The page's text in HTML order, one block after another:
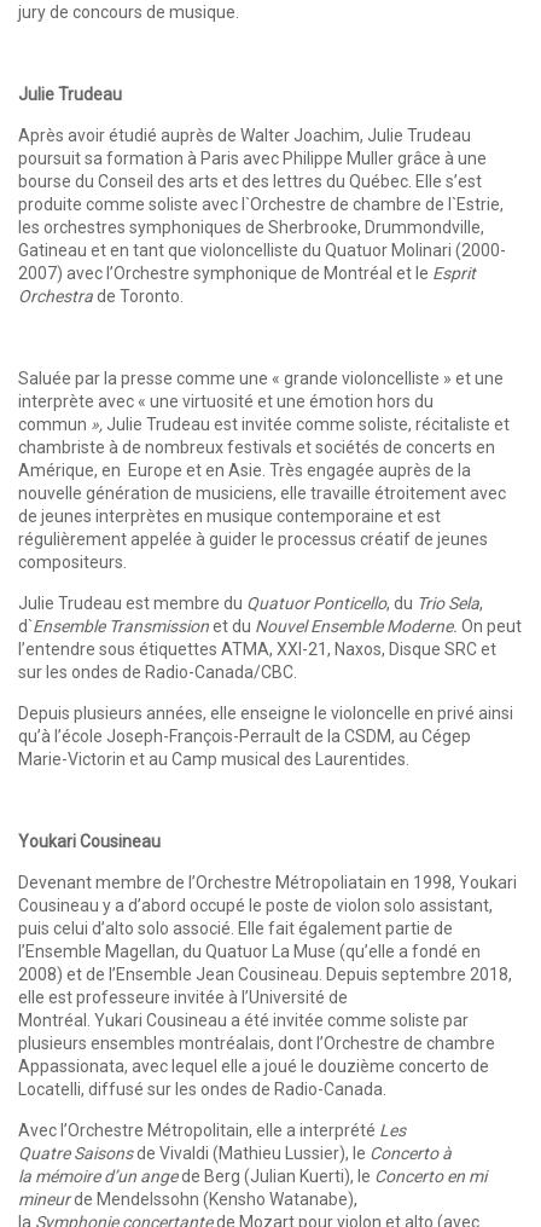
jury de concours de musique.
Julie Trudeau
Après avoir étudié auprès de Walter Joachim, Julie Trudeau
poursuit sa formation à Paris avec Philippe Muller grâce à une
bourse du Conseil des arts et des lettres du Québec. Elle s’est
produite comme soliste avec l`Orchestre de chambre de l`Estrie,
les orchestres symphoniques de Sherbrooke, Drummondville,
Gatineau et en tant que violoncelliste du Quatuor Molinari (2000-
2007) avec l’Orchestre symphonique de Montréal et le Esprit
Orchestrade Toronto.
Saluée par la presse comme une « grande violoncelliste » et une
interprète avec « une virtuosité et une émotion hors du
commun »,Julie Trudeau est invitée comme soliste, récitaliste et
chambriste à de nombreux festivals et sociétés de concerts en
Amérique, en Europe et en Asie. Très engagée auprès de la
nouvelle génération de musiciens, elle travaille étroitement avec
de jeunes interprètes en musique contemporaine et est
régulièrement appelée à guider le processus créatif de jeunes
compositeurs.
Julie Trudeau est membre du Quatuor Ponticello, du Trio Sela,
d`Ensemble Transmissionet du Nouvel Ensemble Moderne. On peut
l’entendre sous étiquettes ATMA, XXI-21, Naxos, Disque SRC et
sur les ondes de Radio-Canada/CBC.
Depuis plusieurs années, elle enseigne le violoncelle en privé ainsi
qu’à l’école Joseph-François-Perrault de la CSDM, au Cégep
Marie-Victorin et au Camp musical des Laurentides.
Youkari Cousineau
Devenant membre de l’Orchestre Métropoliatain en 1998, Youkari
Cousineau y a d’abord occupé le poste de violon solo assistant,
puis celui d’alto solo associé. Elle fait également partie de
l’Ensemble Magellan, du Quatuor La Muse (qu’elle a fondé en
2008) et de l’Ensemble Jean Cousineau. Depuis septembre 2018,
elle est professeure invitée à l’Université de
Montréal. Yukari Cousineau a été invitée comme soliste par
plusieurs ensembles montréalais, dont l’Orchestre de chambre
Appassionata, avec lequel elle a joué le douzième concerto de
Locatelli, diffusé sur les ondes de Radio-Canada.
Avec l’Orchestre Métropolitain, elle a interprété Les
Quatre Saisonsde Vivaldi (Mathieu Lussier), le Concerto à
la mémoire d’un angede Berg (Julian Kuerti), le Concerto en mi
mineurde Mendelssohn (Kensho Watanabe),
la Symphonie concertantede Mozart pour violon et alto (avec